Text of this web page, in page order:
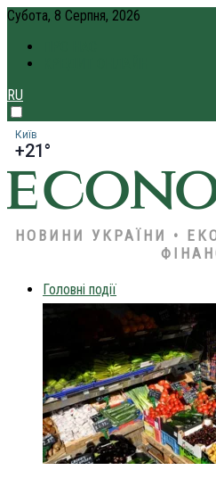
Субота, 8 Серпня, 2026
RU
Київ
+21°
НОВИНИ УКРАЇНИ •
Головні події